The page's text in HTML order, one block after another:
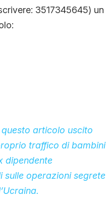
3517345645) un
articolo uscito
traffico di bambini
dipendente
sulle operazioni segrete